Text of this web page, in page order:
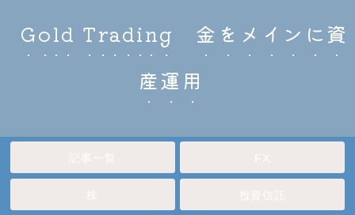
Gold Trading 金をメインに資
産運用